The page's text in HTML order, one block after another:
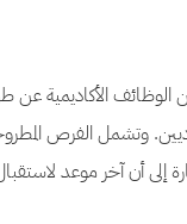
الوظائف الأكاديمية
وتشمل الفرص
المطلوبة، مع الإشارة إلى أن آخر